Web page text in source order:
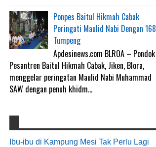
Ponpes Baitul Hikmah Cabak
Peringati Maulid Nabi Dengan 168
Tumpeng
Apdesinews.com BLROA – Pondok
Pesantren Baitul Hikmah Cabak, Jiken, Blora,
menggelar peringatan Maulid Nabi Muhammad
SAW dengan penuh khidm...
4000 Petani Hutan Blora Bakal
Digelontor Bantuan CSR Jumbo dan
galateapacino:
3-6-2022
Ibu-ibu di Kampung Mesi Tak Perlu Lagi